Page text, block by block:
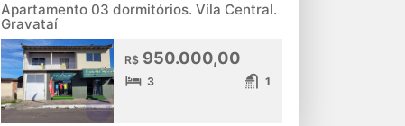
Apartamento 03 dormitórios. Vila Central.
Gravataí
R$950.000,00
3 1